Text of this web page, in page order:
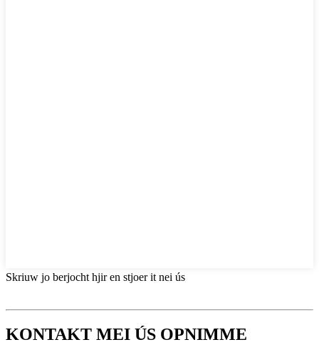
Skriuw jo berjocht hjir en stjoer it nei ús
KONTAKT MEI ÚS OPNIMME